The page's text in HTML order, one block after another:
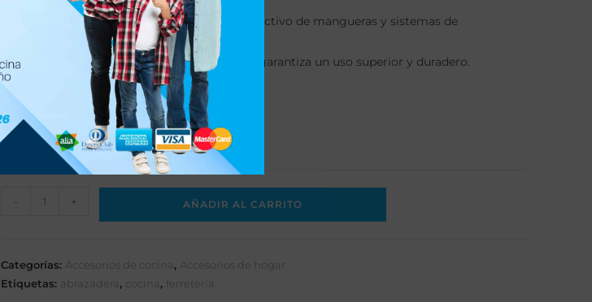
Abrazaderas marca titán para un sellado efectivo de mangueras y sistemas de
combustión de gas y agua.
Material de acero al carbón resistente que garantiza un uso superior y duradero.
Ideal para mangueras de 3/8.
Abrazadera titán 5/16 - 5/8.
Diseño Interlock con Tornillo sin fin
Punta Pala Philips y copa de 7 mm 9/32
- + AÑADIR AL CARRITO
Categorías: Accesorios de cocina, Accesorios de hogar
Etiquetas: abrazadera, cocina, ferretería